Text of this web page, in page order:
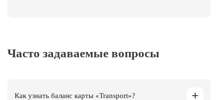
Часто задаваемые вопросы
Как узнать баланс карты «Transport»?